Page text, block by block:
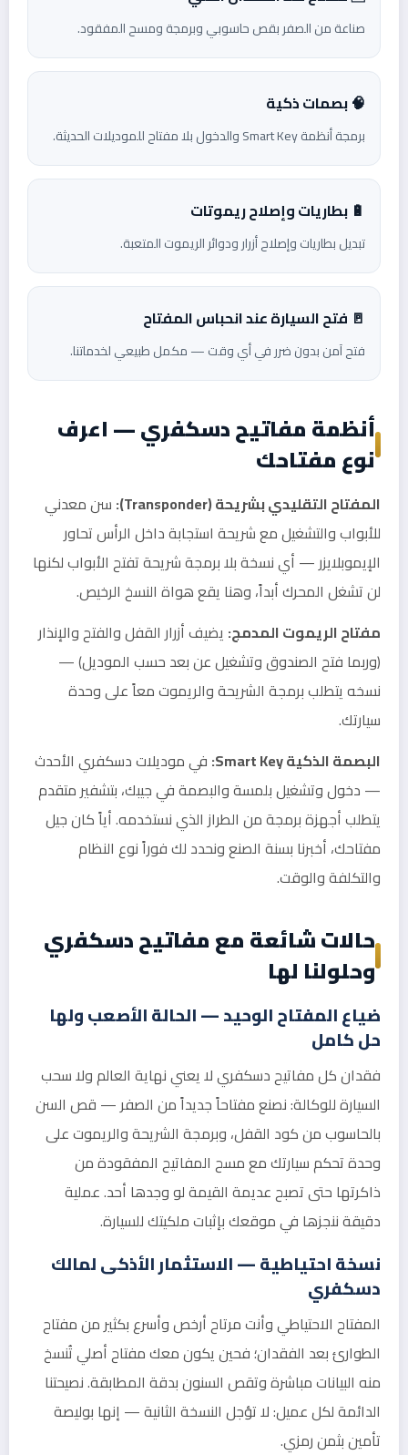
صناعة من الصفر بقص حاسوبي وبرمجة ومسح المفقود.
🧠 بصمات ذكية
برمجة أنظمة Smart Key والدخول بلا مفتاح للموديلات الحديثة.
🔋 بطاريات وإصلاح ريموتات
تبديل بطاريات وإصلاح أزرار ودوائر الريموت المتعبة.
🚪 فتح السيارة عند انحباس المفتاح
فتح آمن بدون ضرر في أي وقت — مكمل طبيعي لخدماتنا.
أنظمة مفاتيح دسكفري — اعرف
نوع مفتاحك
المفتاح التقليدي بشريحة (Transponder):
سن معدني
للأبواب والتشغيل مع شريحة استجابة داخل الرأس تحاور
الإيموبلايزر — أي نسخة بلا برمجة شريحة تفتح الأبواب لكنها
لن تشغل المحرك أبداً، وهنا يقع هواة النسخ الرخيص.
مفتاح الريموت المدمج: يضيف أزرار القفل والفتح والإنذار
(وربما فتح الصندوق وتشغيل عن بعد حسب الموديل) —
نسخه يتطلب برمجة الشريحة والريموت معاً على وحدة
سيارتك.
البصمة الذكية Smart Key:
في موديلات دسكفري الأحدث
— دخول وتشغيل بلمسة والبصمة في جيبك، بتشفير متقدم
يتطلب أجهزة برمجة من الطراز الذي نستخدمه. أياً كان جيل
مفتاحك، أخبرنا بسنة الصنع ونحدد لك فوراً نوع النظام
والتكلفة والوقت.
حالات شائعة مع مفاتيح دسكفري
وحلولنا لها
ضياع المفتاح الوحيد — الحالة الأصعب ولها
حل كامل
فقدان كل مفاتيح دسكفري لا يعني نهاية العالم ولا سحب
السيارة للوكالة: نصنع مفتاحاً جديداً من الصفر — قص السن
بالحاسوب من كود القفل، وبرمجة الشريحة والريموت على
وحدة تحكم سيارتك مع مسح المفاتيح المفقودة من
ذاكرتها حتى تصبح عديمة القيمة لو وجدها أحد. عملية
دقيقة ننجزها في موقعك بإثبات ملكيتك للسيارة.
نسخة احتياطية — الاستثمار الأذكى لمالك
دسكفري
المفتاح الاحتياطي وأنت مرتاح أرخص وأسرع بكثير من مفتاح
الطوارئ بعد الفقدان؛ فحين يكون معك مفتاح أصلي تُنسخ
منه البيانات مباشرة وتقص السنون بدقة المطابقة. نصيحتنا
الدائمة لكل عميل: لا تؤجل النسخة الثانية — إنها بوليصة
تأمين بثمن رمزي.